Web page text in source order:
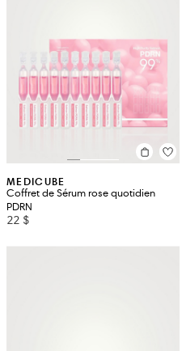
MEDICUBE
Coffret de Sérum rose quotidien
PDRN
22 $